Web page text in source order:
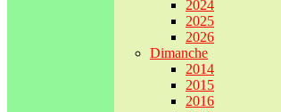
2024
2025
2026
Dimanche
2014
2015
2016